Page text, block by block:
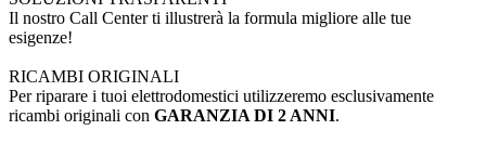
Il nostro Call Center ti illustrerà la formula migliore alle tue
esigenze!
RICAMBI ORIGINALI
Per riparare i tuoi elettrodomestici utilizzeremo esclusivamente
ricambi originali con GARANZIA DI 2 ANNI.